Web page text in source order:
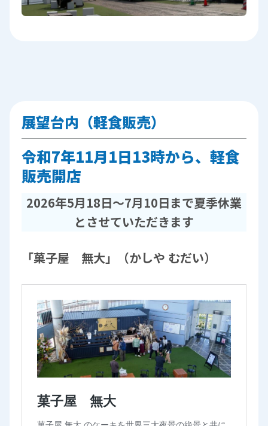
展望台内（軽食販売）
令和7年11月1日13時から、軽食
販売開店
2026年5月18日～7月10日まで夏季休業
とさせていただきます
「菓子屋 無大」（かしや むだい）